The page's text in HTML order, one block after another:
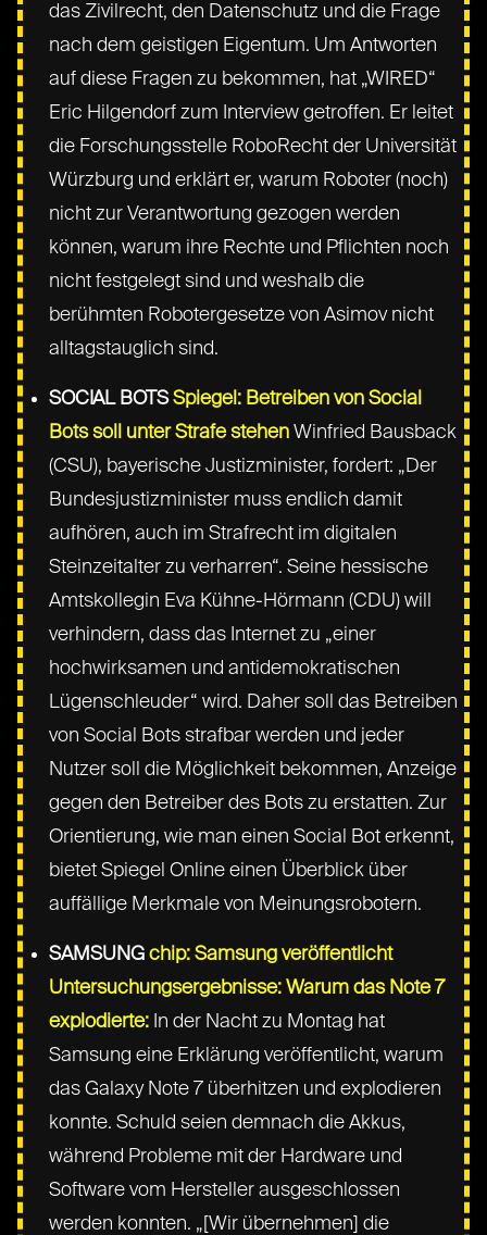
das Zivilrecht, den Datenschutz und die Frage
nach dem geistigen Eigentum. Um Antworten
auf diese Fragen zu bekommen, hat „WIRED“
Eric Hilgendorf zum Interview getroffen. Er leitet
die Forschungsstelle RoboRecht der Universität
Würzburg und erklärt er, warum Roboter (noch)
nicht zur Verantwortung gezogen werden
können, warum ihre Rechte und Pflichten noch
nicht festgelegt sind und weshalb die
berühmten Robotergesetze von Asimov nicht
alltagstauglich sind.
SOCIAL BOTSSpiegel: Betreiben von Social
Bots soll unter Strafe stehen Winfried Bausback
(CSU), bayerische Justizminister, fordert: „Der
Bundesjustizminister muss endlich damit
aufhören, auch im Strafrecht im digitalen
Steinzeitalter zu verharren“. Seine hessische
Amtskollegin Eva Kühne-Hörmann (CDU) will
verhindern, dass das Internet zu „einer
hochwirksamen und antidemokratischen
Lügenschleuder“ wird. Daher soll das Betreiben
von Social Bots strafbar werden und jeder
Nutzer soll die Möglichkeit bekommen, Anzeige
gegen den Betreiber des Bots zu erstatten. Zur
Orientierung, wie man einen Social Bot erkennt,
bietet Spiegel Online einen Überblick über
auffällige Merkmale von Meinungsrobotern.
SAMSUNGchip: Samsung veröffentlicht
Untersuchungsergebnisse: Warum das Note 7
explodierte: In der Nacht zu Montag hat
Samsung eine Erklärung veröffentlicht, warum
das Galaxy Note 7 überhitzen und explodieren
konnte. Schuld seien demnach die Akkus,
während Probleme mit der Hardware und
Software vom Hersteller ausgeschlossen
werden konnten. „[Wir übernehmen] die